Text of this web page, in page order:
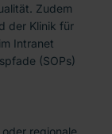
Zudem
der Klinik für
Intranet
(SOPs)
oder regionale